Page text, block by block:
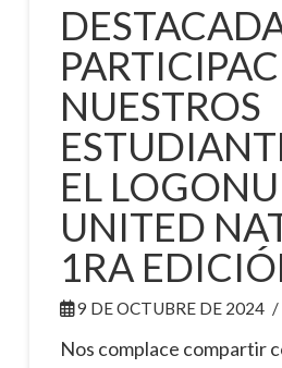
NUESTROS
EL
UNITED
1RA
9 DE OCTUBRE DE 2024
Nos complace compartir